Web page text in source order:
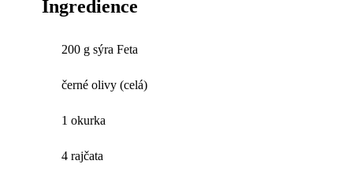
Ingredience
200 g sýra Feta
černé olivy (celá)
1 okurka
4 rajčata